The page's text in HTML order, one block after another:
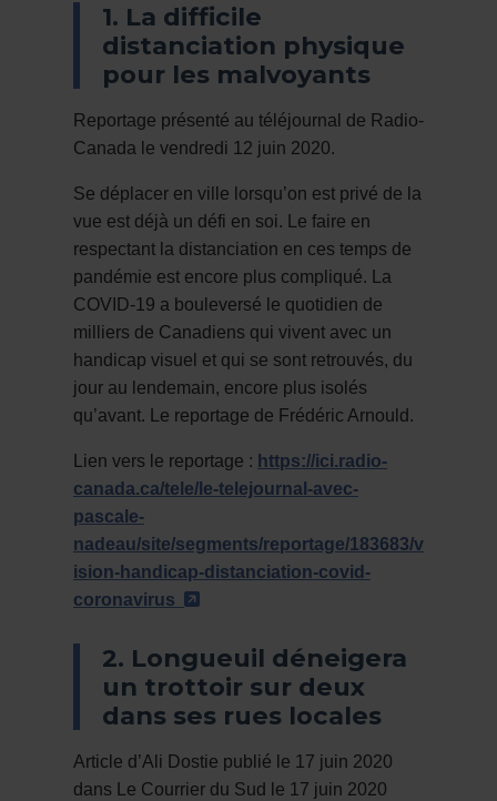
1. La difficile
distanciation physique
pour les malvoyants
Reportage présenté au téléjournal de Radio-
Canada le vendredi 12 juin 2020.
Se déplacer en ville lorsqu’on est privé de la
vue est déjà un défi en soi. Le faire en
respectant la distanciation en ces temps de
pandémie est encore plus compliqué. La
COVID-19 a bouleversé le quotidien de
milliers de Canadiens qui vivent avec un
handicap visuel et qui se sont retrouvés, du
jour au lendemain, encore plus isolés
qu’avant. Le reportage de Frédéric Arnould.
Lien vers le reportage : https://ici.radio-
canada.ca/tele/le-telejournal-avec-
pascale-
nadeau/site/segments/reportage/183683/v
ision-handicap-distanciation-covid-
coronavirus
- Cet hyperlien s'ouvrira dans
2. Longueuil déneigera
un trottoir sur deux
dans ses rues locales
Article d’Ali Dostie publié le 17 juin 2020
dans Le Courrier du Sud le 17 juin 2020